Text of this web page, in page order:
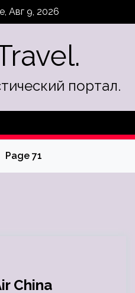
Авг 9, 2026
портал.
Page 71
China